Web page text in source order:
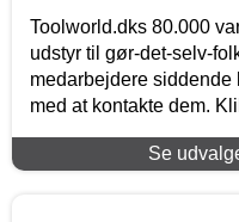
Toolworld.dks 80.000
udstyr til gør-det-selv-
medarbejdere
med at kontakte dem.
Se